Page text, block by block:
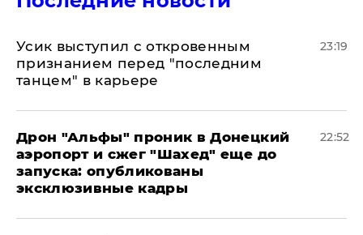
Усик выступил с откровенным
признанием перед "последним
танцем" в карьере
23:19
Дрон "Альфы" проник в Донецкий
аэропорт и сжег "Шахед" еще до
запуска: опубликованы
эксклюзивные кадры
22:52